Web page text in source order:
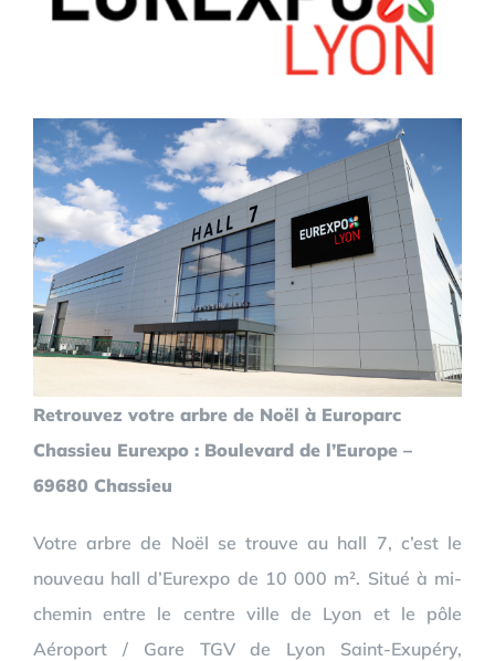
Retrouvez votre arbre de Noël à Europarc
Chassieu Eurexpo : Boulevard de l’Europe –
69680 Chassieu
Votre arbre de Noël se trouve au hall 7, c’est le
nouveau hall d’Eurexpo de 10 000 m². Situé à mi-
chemin entre le centre ville de Lyon et le pôle
Aéroport / Gare TGV de Lyon Saint-Exupéry,